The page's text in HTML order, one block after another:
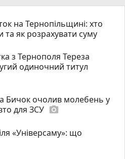
на Тернопільщині: хто
та як розрахувати суму
з Тернополя Тереза
одиночний титул
Бичок очолив молебень у
для ЗСУ photo_camera
«Універсаму»: що